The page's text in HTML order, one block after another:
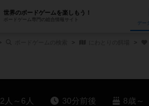
世界のボードゲームを楽しもう！
ボードゲーム専門の総合情報サイト
2人～6人 30分前後 8歳～